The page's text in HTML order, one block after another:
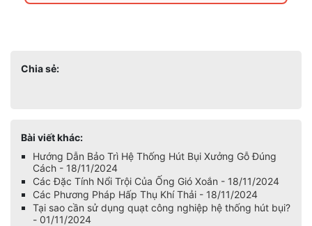
Chia sẻ:
Bài viết khác:
Hướng Dẫn Bảo Trì Hệ Thống Hút Bụi Xưởng Gỗ Đúng
Cách - 18/11/2024
Các Đặc Tính Nổi Trội Của Ống Gió Xoắn - 18/11/2024
Các Phương Pháp Hấp Thụ Khí Thải - 18/11/2024
Tại sao cần sử dụng quạt công nghiệp hệ thống hút bụi?
- 01/11/2024